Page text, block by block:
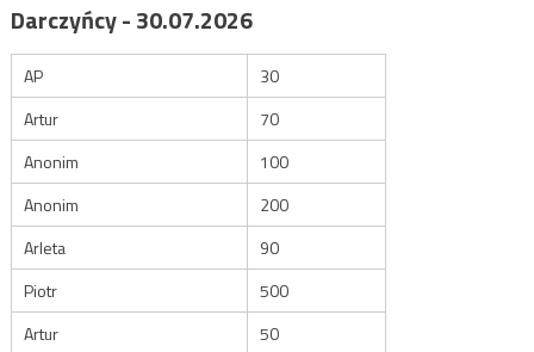
Darczyńcy - 30.07.2026
AP
30
Artur
70
Anonim
100
Anonim
200
Arleta
90
Piotr
500
Artur
50